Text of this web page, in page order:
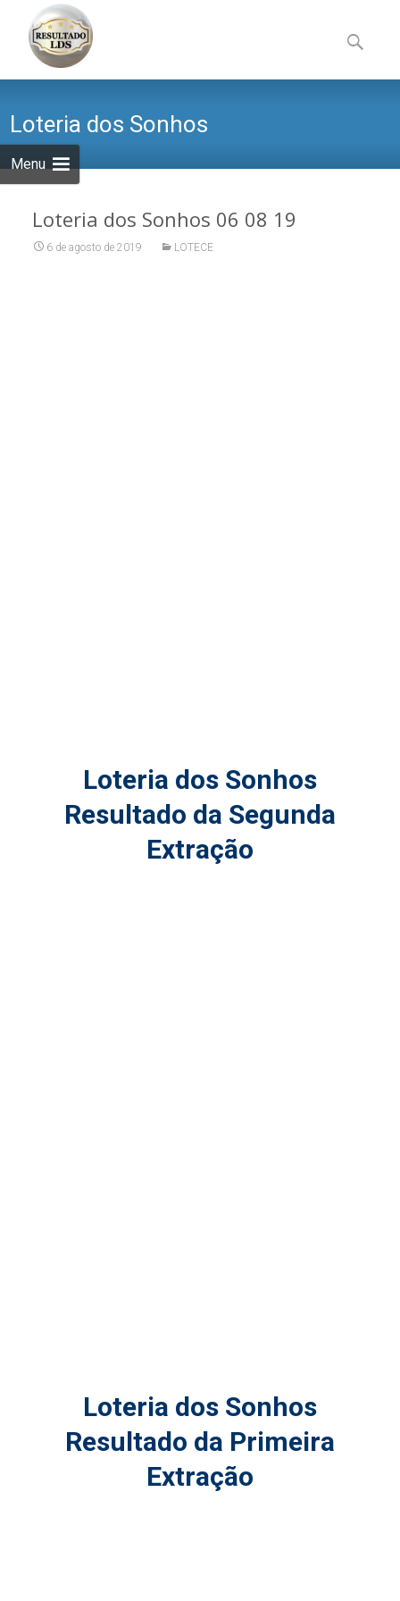
Menu
to
content
por:
Loteria dos Sonhos
Loteria dos Sonhos 06 08 19
6 de agosto de 2019 LOTECE
Loteria dos Sonhos
Resultado da Segunda
Extração
Loteria dos Sonhos
Resultado da Primeira
Extração